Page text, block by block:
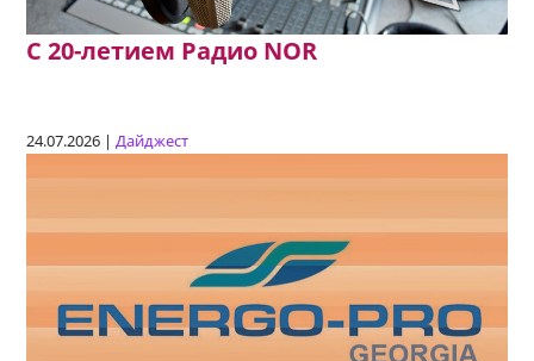
C 20-летием Радио NOR
24.07.2026 |Дайджест